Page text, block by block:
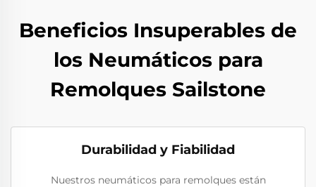
Beneficios Insuperables de
los Neumáticos para
Remolques Sailstone
Durabilidad y Fiabilidad
Nuestros neumáticos para remolques están